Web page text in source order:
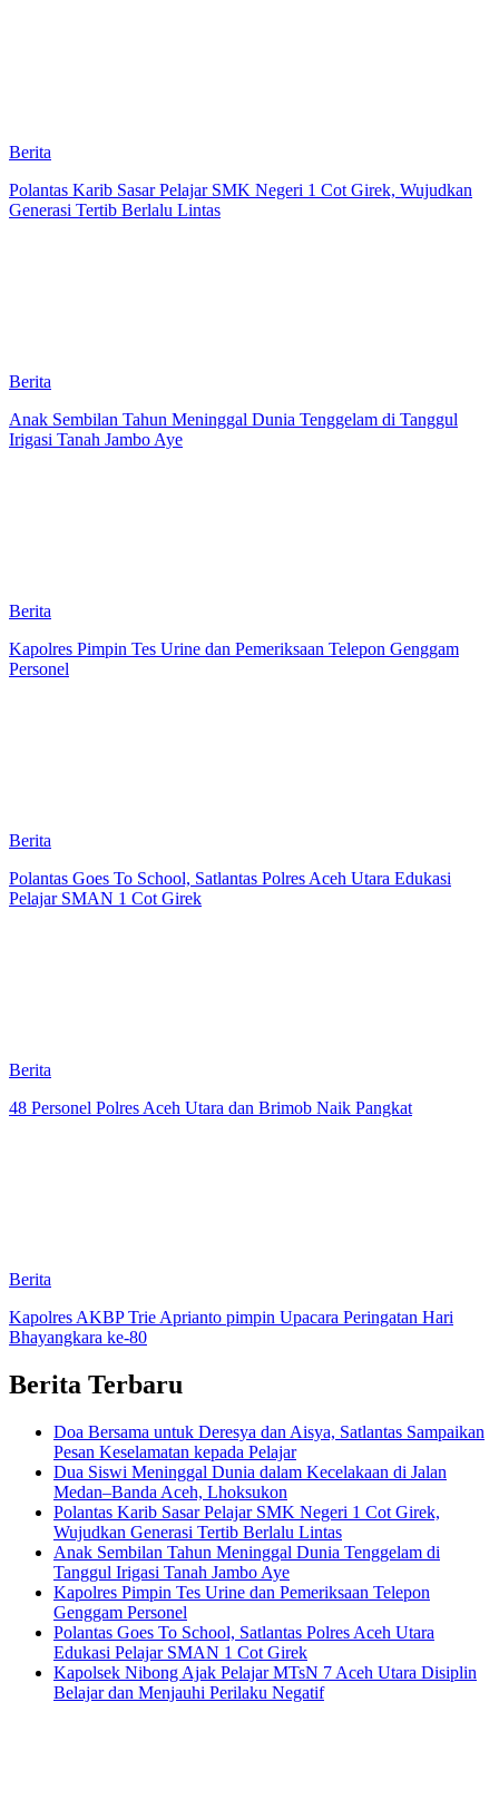
Berita
Polantas Karib Sasar Pelajar SMK Negeri 1 Cot Girek, Wujudkan
Generasi Tertib Berlalu Lintas
Berita
Anak Sembilan Tahun Meninggal Dunia Tenggelam di Tanggul
Irigasi Tanah Jambo Aye
Berita
Kapolres Pimpin Tes Urine dan Pemeriksaan Telepon Genggam
Personel
Berita
Polantas Goes To School, Satlantas Polres Aceh Utara Edukasi
Pelajar SMAN 1 Cot Girek
Berita
48 Personel Polres Aceh Utara dan Brimob Naik Pangkat
Berita
Kapolres AKBP Trie Aprianto pimpin Upacara Peringatan Hari
Bhayangkara ke-80
Berita Terbaru
Doa Bersama untuk Deresya dan Aisya, Satlantas Sampaikan
Pesan Keselamatan kepada Pelajar
Dua Siswi Meninggal Dunia dalam Kecelakaan di Jalan
Medan–Banda Aceh, Lhoksukon
Polantas Karib Sasar Pelajar SMK Negeri 1 Cot Girek,
Wujudkan Generasi Tertib Berlalu Lintas
Anak Sembilan Tahun Meninggal Dunia Tenggelam di
Tanggul Irigasi Tanah Jambo Aye
Kapolres Pimpin Tes Urine dan Pemeriksaan Telepon
Genggam Personel
Polantas Goes To School, Satlantas Polres Aceh Utara
Edukasi Pelajar SMAN 1 Cot Girek
Kapolsek Nibong Ajak Pelajar MTsN 7 Aceh Utara Disiplin
Belajar dan Menjauhi Perilaku Negatif